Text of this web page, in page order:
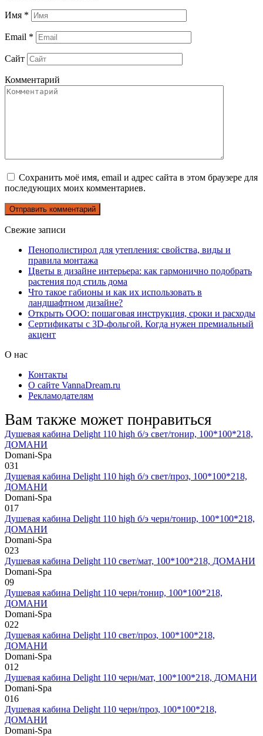
Имя *
Email *
Сайт
Комментарий
Сохранить моё имя, email и адрес сайта в этом браузере для
последующих моих комментариев.
Свежие записи
Пенополистирол для утепления: свойства, виды и
правила монтажа
Цветы в дизайне интерьера: как гармонично подобрать
растения под стиль дома
Что такое габионы и как их использовать в
ландшафтном дизайне?
Открыть ООО: пошаговая инструкция, сроки и расходы
Сертификаты с 3D-фольгой. Когда нужен премиальный
акцент
О нас
Контакты
О сайте VannaDream.ru
Рекламодателям
Вам также может понравиться
Душевая кабина Delight 110 high б/э свет/тонир, 100*100*218,
ДОМАНИ
Domani-Spa
031
Душевая кабина Delight 110 high б/э свет/проз, 100*100*218,
ДОМАНИ
Domani-Spa
017
Душевая кабина Delight 110 high б/э черн/тонир, 100*100*218,
ДОМАНИ
Domani-Spa
023
Душевая кабина Delight 110 свет/мат, 100*100*218, ДОМАНИ
Domani-Spa
09
Душевая кабина Delight 110 черн/тонир, 100*100*218,
ДОМАНИ
Domani-Spa
022
Душевая кабина Delight 110 свет/проз, 100*100*218,
ДОМАНИ
Domani-Spa
012
Душевая кабина Delight 110 черн/мат, 100*100*218, ДОМАНИ
Domani-Spa
016
Душевая кабина Delight 110 черн/проз, 100*100*218,
ДОМАНИ
Domani-Spa